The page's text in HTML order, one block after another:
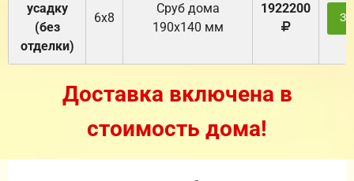
усадку
(без
отделки)
6х8
Cруб дома
190х140 мм
1922200
Доставка включена в
стоимость дома!